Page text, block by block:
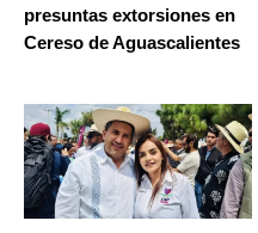
presuntas extorsiones en
Cereso de Aguascalientes